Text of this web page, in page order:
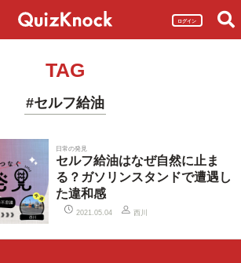
ログイン
TAG
#セルフ給油
日常の発見
セルフ給油はなぜ自然に止ま
る？ガソリンスタンドで遭遇し
た違和感
2021.05.04 西川